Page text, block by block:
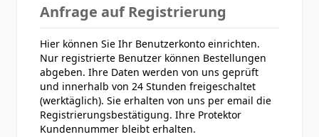
Anfrage auf Registrierung
Hier können Sie Ihr Benutzerkonto einrichten.
Nur registrierte Benutzer können Bestellungen
abgeben. Ihre Daten werden von uns geprüft
und innerhalb von 24 Stunden freigeschaltet
(werktäglich). Sie erhalten von uns per email die
Registrierungsbestätigung. Ihre Protektor
Kundennummer bleibt erhalten.